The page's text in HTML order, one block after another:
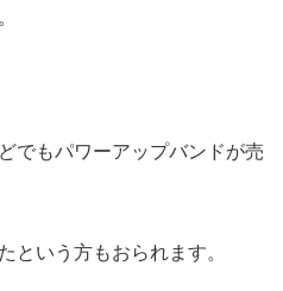
でもパワーアップバンドが売
という方もおられます。